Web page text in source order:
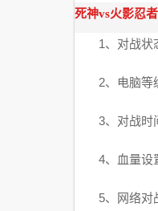
死神vs火影忍
1、对战状
2、电脑等
3、对战时
4、血量设
5、网络对